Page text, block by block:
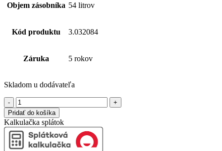
Objem zásobníka 54 litrov
Kód produktu 3.032084
Záruka 5 rokov
Skladom u dodávateľa
množstvo
IMMERGAS
VICTRIX
ZEUS
SUPERIOR
25
Pridať do košíka
Kalkulačka splátok